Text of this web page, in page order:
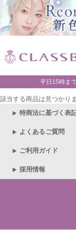
平日15時ま
該当する商品は見つかり
特商法に基づく表
よくあるご質問
ご利用ガイド
採用情報